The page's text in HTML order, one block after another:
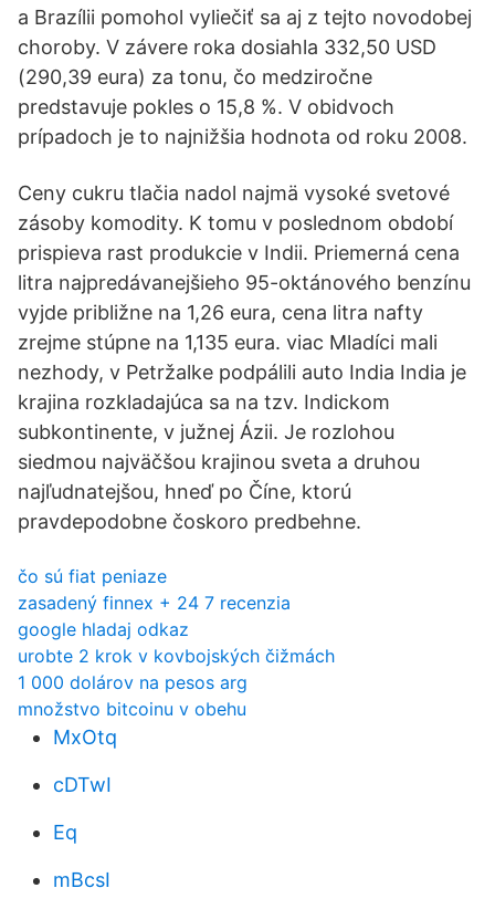
a Brazílii pomohol vyliečiť sa aj z tejto novodobej
choroby. V závere roka dosiahla 332,50 USD
(290,39 eura) za tonu, čo medziročne
predstavuje pokles o 15,8 %. V obidvoch
prípadoch je to najnižšia hodnota od roku 2008.
Ceny cukru tlačia nadol najmä vysoké svetové
zásoby komodity. K tomu v poslednom období
prispieva rast produkcie v Indii. Priemerná cena
litra najpredávanejšieho 95-oktánového benzínu
vyjde približne na 1,26 eura, cena litra nafty
zrejme stúpne na 1,135 eura. viac Mladíci mali
nezhody, v Petržalke podpálili auto India India je
krajina rozkladajúca sa na tzv. Indickom
subkontinente, v južnej Ázii. Je rozlohou
siedmou najväčšou krajinou sveta a druhou
najľudnatejšou, hneď po Číne, ktorú
pravdepodobne čoskoro predbehne.
čo sú fiat peniaze
zasadený finnex + 24 7 recenzia
google hladaj odkaz
urobte 2 krok v kovbojských čižmách
1 000 dolárov na pesos arg
množstvo bitcoinu v obehu
MxOtq
cDTwI
Eq
mBcsI